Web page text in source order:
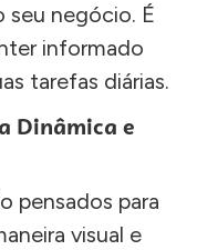
seu negócio. É
informado
tarefas diárias.
Dinâmica e
pensados para
visual e